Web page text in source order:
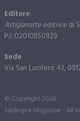
Editore:
Artigianarte editricedi
P.I. 02010850929
Sede:
Via San Lucifero 43,
© Copyright 2026.
Sardegna Magazine - All